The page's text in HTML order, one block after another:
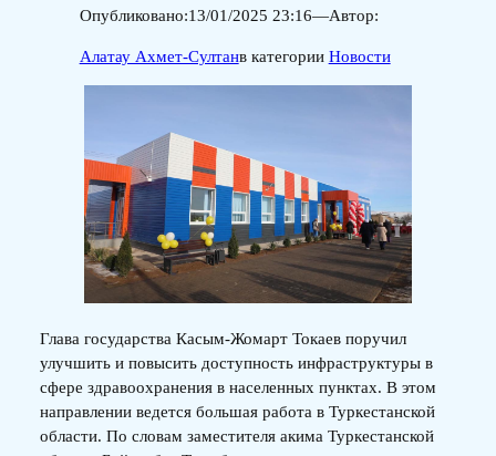
Опубликовано:13/01/2025 23:16—Автор:
Алатау Ахмет-Султанв категории Новости
Глава государства Касым-Жомарт Токаев поручил
улучшить и повысить доступность инфраструктуры в
сфере здравоохранения в населенных пунктах. В этом
направлении ведется большая работа в Туркестанской
области. По словам заместителя акима Туркестанской